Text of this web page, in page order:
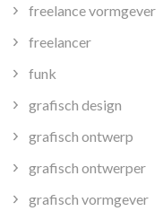
freelance vormgever
freelancer
funk
grafisch design
grafisch ontwerp
grafisch ontwerper
grafisch vormgever